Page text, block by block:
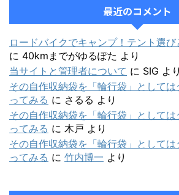
最近のコメント
ロードバイクでキャンプ！テント選び
に 40kmまでがゆるぽた より
当サイトと管理者について に SIG より
その自作収納袋を「輪行袋」として
ってみる に さるる より
その自作収納袋を「輪行袋」として
ってみる に 木戸 より
その自作収納袋を「輪行袋」として
ってみる に 竹内博一 より